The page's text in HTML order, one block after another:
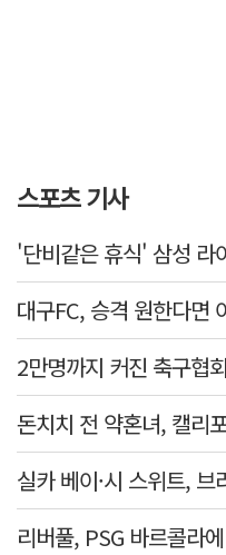
스포츠 기사
대구FC, 승격 원한다면
실카 베이·시 스위트,